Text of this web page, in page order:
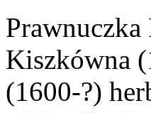
Kiszkówna
(1600-?)